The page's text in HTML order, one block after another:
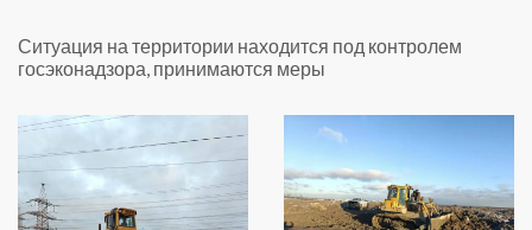
Ситуация на территории находится под контролем
госэконадзора, принимаются меры